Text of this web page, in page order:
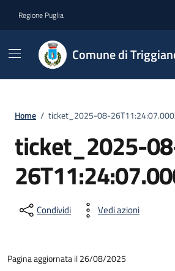
Regione Puglia
Comune di
Home / ticket_2025-08-
ticket_2025-
Condividi Vedi azioni
Pagina aggiornata il 26/08/2025